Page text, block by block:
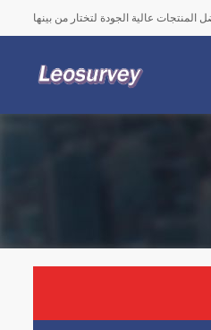
المنتجات عالية الجودة لتختار من بينها